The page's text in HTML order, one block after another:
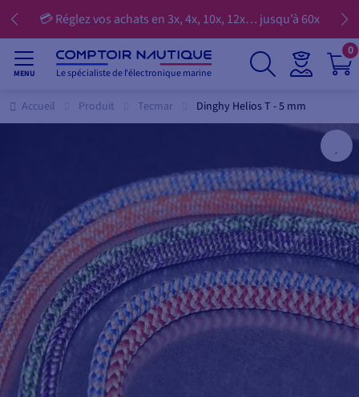
💳 Réglez vos achats en 3x, 4x, 10x, 12x… jusqu’à 60x
MENU Le spécialiste de l'électronique marine
0
Accueil Produit Tecmar Dinghy Helios T - 5 mm